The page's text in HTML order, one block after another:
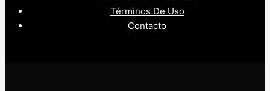
Términos De Uso
Contacto